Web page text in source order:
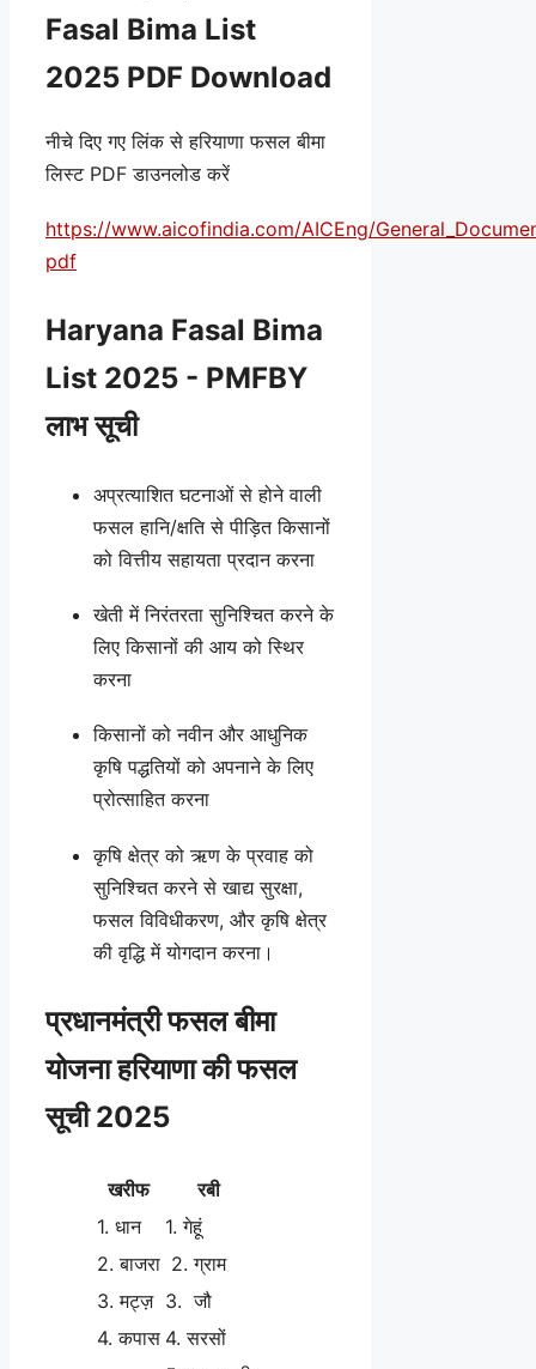
Fasal Bima List
2025 PDF Download
नीचे दिए गए लिंक से हरियाणा फसल बीमा
लिस्ट PDF डाउनलोड करें
https://www.aicofindia.com/AICEng/
pdf
Haryana Fasal Bima
List 2025 - PMFBY
लाभ सूची
अप्रत्याशित घटनाओं से होने वाली
फसल हानि/क्षति से पीड़ित किसानों
को वित्तीय सहायता प्रदान करना
खेती में निरंतरता सुनिश्चित करने के
लिए किसानों की आय को स्थिर
करना
किसानों को नवीन और आधुनिक
कृषि पद्धतियों को अपनाने के लिए
प्रोत्साहित करना
कृषि क्षेत्र को ऋण के प्रवाह को
सुनिश्चित करने से खाद्य सुरक्षा,
फसल विविधीकरण, और कृषि क्षेत्र
की वृद्धि में योगदान करना।
प्रधानमंत्री फसल बीमा
योजना हरियाणा की फसल
सूची 2025
खरीफ
रबी
1. धान
1. गेहूं
2. बाजरा 2. ग्राम
3. मट्ज़ 3. जौ
4. कपास 4. सरसों